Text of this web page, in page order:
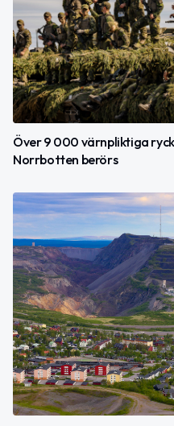
Över 9 000 värnpliktiga
Norrbotten berörs